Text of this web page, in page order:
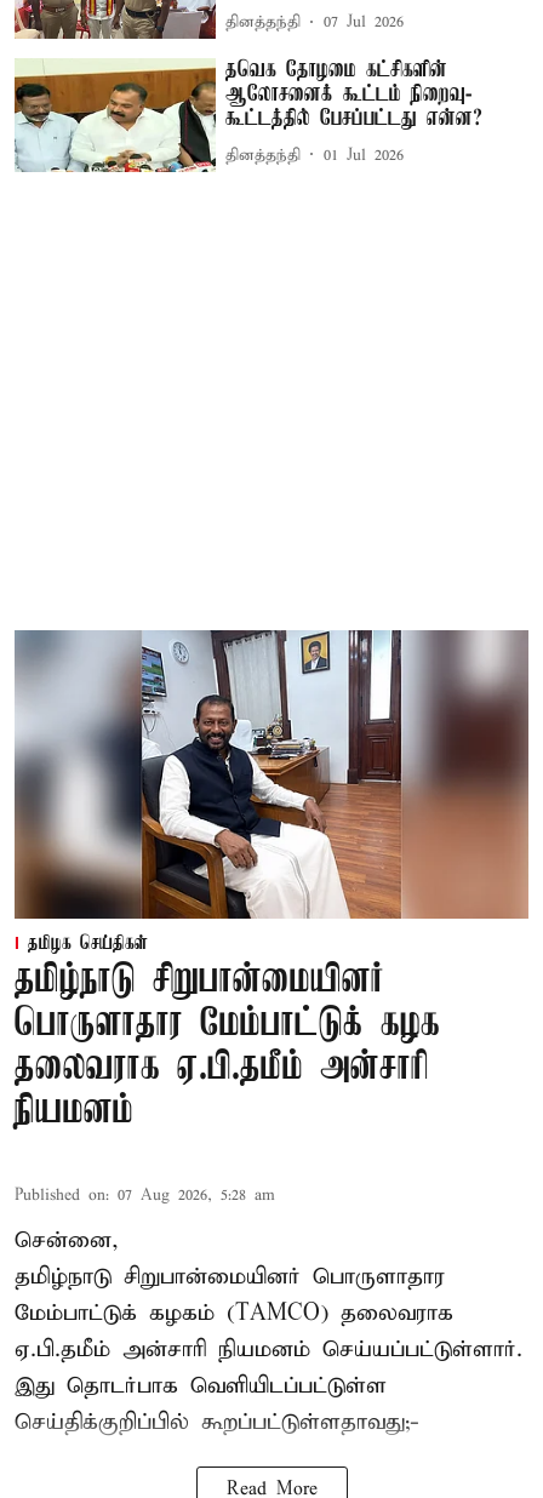
தினத்தந்தி 07 Jul 2026
தவெக தோழமை கட்சிகளின்
ஆலோசனைக் கூட்டம் நிறைவு-
கூட்டத்தில் பேசப்பட்டது என்ன?
தினத்தந்தி 01 Jul 2026
தமிழக செய்திகள்
தமிழ்நாடு சிறுபான்மையினர்
பொருளாதார மேம்பாட்டுக் கழக
தலைவராக ஏ.பி.தமீம் அன்சாரி
நியமனம்
Published on: 07 Aug 2026, 5:28 am
சென்னை,
தமிழ்நாடு சிறுபான்மையினர் பொருளாதார
மேம்பாட்டுக் கழகம் (TAMCO) தலைவராக
ஏ.பி.தமீம் அன்சாரி நியமனம் செய்யப்பட்டுள்ளார்.
இது தொடர்பாக வெளியிடப்பட்டுள்ள
செய்திக்குறிப்பில் கூறப்பட்டுள்ளதாவது;-
Read More